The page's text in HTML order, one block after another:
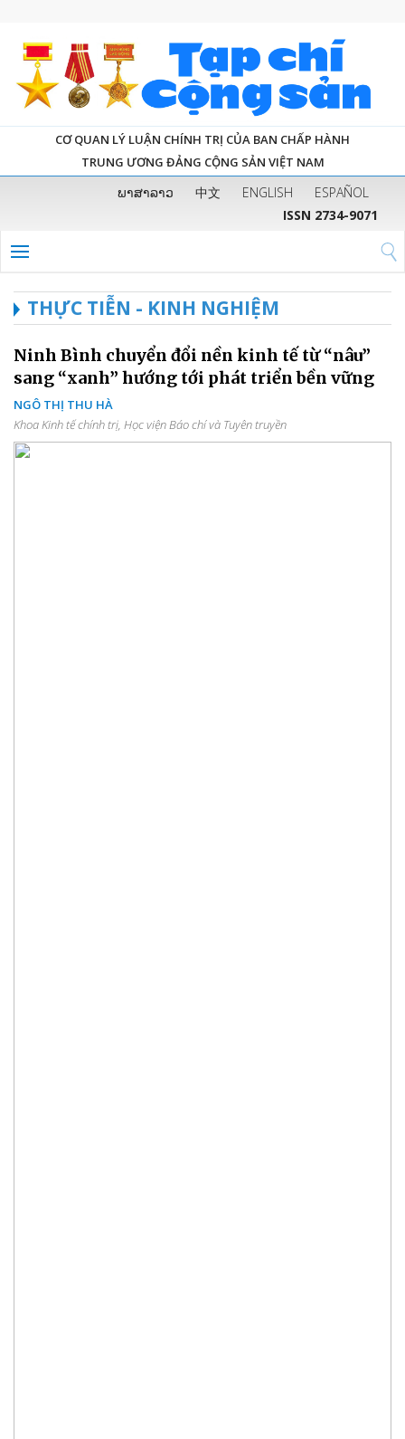
CƠ QUAN LÝ LUẬN CHÍNH TRỊ CỦA BAN CHẤP HÀNH
TRUNG ƯƠNG ĐẢNG CỘNG SẢN VIỆT NAM
ພາສາລາວ 中文 ENGLISH
ESPAÑOL
ISSN 2734-9071
THỰC TIỄN - KINH NGHIỆM
Ninh Bình chuyển đổi nền kinh tế từ “nâu”
sang “xanh” hướng tới phát triển bền vững
NGÔ THỊ THU HÀ
Khoa Kinh tế chính trị, Học viện Báo chí và Tuyên truyền